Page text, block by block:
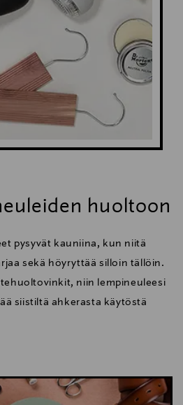
huoltoon
pysyvät kauniina, kun niitä
sekä höyryttää silloin tällöin.
niin lempineuleesi
siistiltä ahkerasta käytöstä